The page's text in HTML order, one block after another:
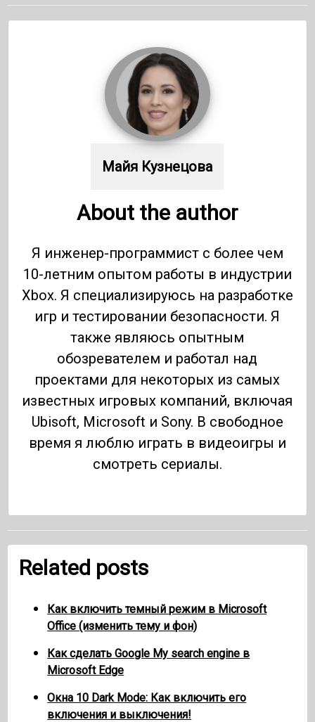
Майя Кузнецова
About the author
Я инженер-программист с более чем
10-летним опытом работы в индустрии
Xbox. Я специализируюсь на разработке
игр и тестировании безопасности. Я
также являюсь опытным
обозревателем и работал над
проектами для некоторых из самых
известных игровых компаний, включая
Ubisoft, Microsoft и Sony. В свободное
время я люблю играть в видеоигры и
смотреть сериалы.
Related posts
Как включить темный режим в Microsoft
Office (изменить тему и фон)
Как сделать Google My search engine в
Microsoft Edge
Окна 10 Dark Mode: Как включить его
включения и выключения!